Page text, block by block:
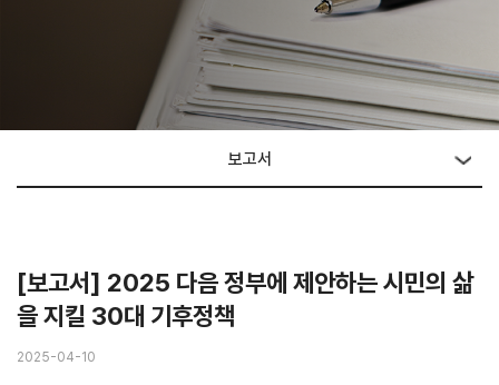
보고서
[보고서] 2025 다음 정부에 제안하는 시민의 삶
을 지킬 30대 기후정책
2025-04-10